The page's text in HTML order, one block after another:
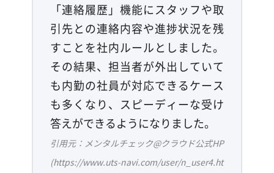
「連絡履歴」機能にスタッフや取
引先との連絡内容や進捗状況を残
すことを社内ルールとしました。
その結果、担当者が外出していて
も内勤の社員が対応できるケース
も多くなり、スピーディーな受け
答えができるようになりました。
引用元：メンタルチェック@クラウド公式HP
(https://www.uts-navi.com/user/n_user4.ht